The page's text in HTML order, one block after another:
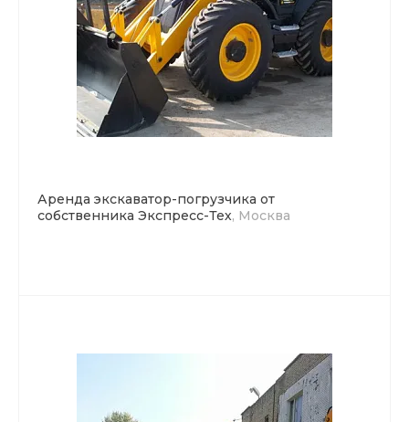
Аренда экскаватор-погрузчика от
собственника Экспресс-Тех, Москва